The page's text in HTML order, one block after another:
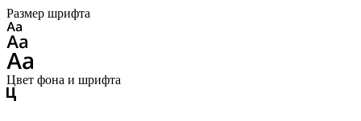
Размер шрифта
Цвет фона и шрифта